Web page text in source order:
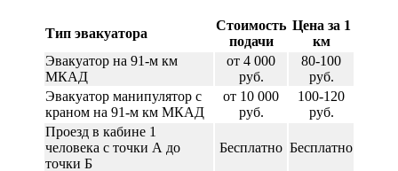
Тип эвакуатора
Стоимость
подачи
Цена за 1
км
Эвакуатор на 91-м км
МКАД
от 4 000
руб.
80-100
руб.
Эвакуатор манипулятор с
краном на 91-м км МКАД
от 10 000
руб.
100-120
руб.
Проезд в кабине 1
человека с точки А до
точки Б
Бесплатно Бесплатно